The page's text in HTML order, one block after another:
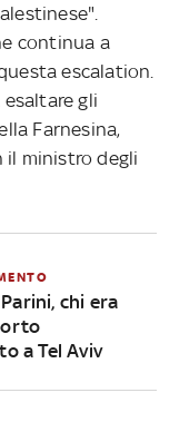
continua a
escalation.
gli
Farnesina,
il ministro degli
chi era
a Tel Aviv